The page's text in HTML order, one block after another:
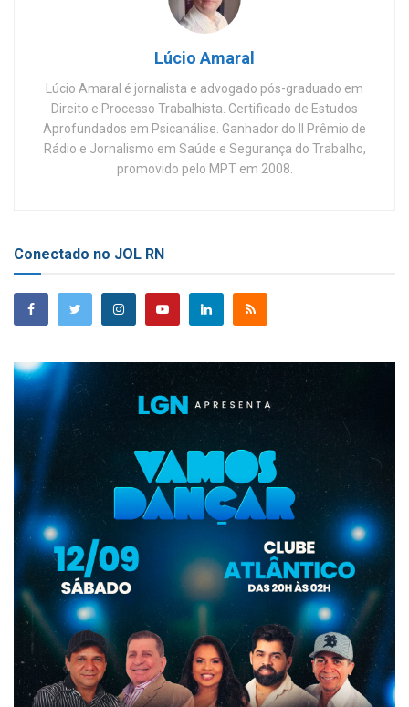
Lúcio Amaral
Lúcio Amaral é jornalista e advogado pós-graduado em
Direito e Processo Trabalhista. Certificado de Estudos
Aprofundados em Psicanálise. Ganhador do II Prêmio de
Rádio e Jornalismo em Saúde e Segurança do Trabalho,
promovido pelo MPT em 2008.
Conectado no JOL RN